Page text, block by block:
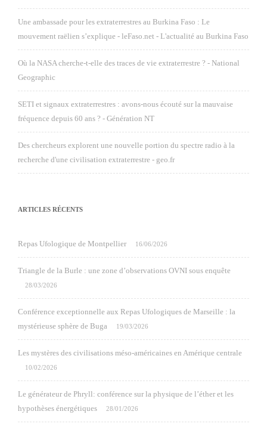
Une ambassade pour les extraterrestres au Burkina Faso : Le
mouvement raëlien s’explique - leFaso.net - L'actualité au Burkina Faso
Où la NASA cherche-t-elle des traces de vie extraterrestre ? - National
Geographic
SETI et signaux extraterrestres : avons-nous écouté sur la mauvaise
fréquence depuis 60 ans ? - Génération NT
Des chercheurs explorent une nouvelle portion du spectre radio à la
recherche d'une civilisation extraterrestre - geo.fr
ARTICLES RÉCENTS
Repas Ufologique de Montpellier 16/06/2026
Triangle de la Burle : une zone d’observations OVNI sous enquête
28/03/2026
Conférence exceptionnelle aux Repas Ufologiques de Marseille : la
mystérieuse sphère de Buga
19/03/2026
Les mystères des civilisations méso-américaines en Amérique centrale
10/02/2026
Le générateur de Phryll: conférence sur la physique de l’éther et les
hypothèses énergétiques
28/01/2026